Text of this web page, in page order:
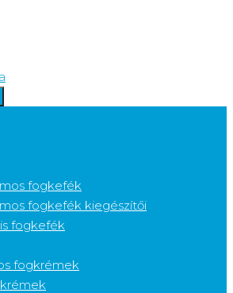
fogkefék
fogkefék kiegészítői
fogkefék
fogkrémek